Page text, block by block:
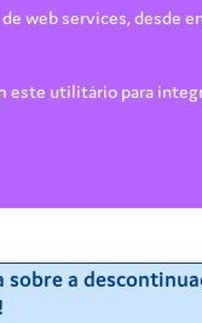
web services, desde
este utilitário para
sobre a